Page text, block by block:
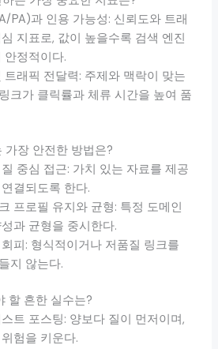
PA)과 인용 가능성: 신뢰도와 트래
지표로, 값이 높을수록 검색 엔진
안정적이다.
트래픽 전달력: 주제와 맥락이 맞는
크가 클릭률과 체류 시간을 높여 품
가장 안전한 방법은?
중심 접근: 가치 있는 자료를 제공
결되도록 한다.
프로필 유지와 균형: 특정 도메인
과 균형을 중시한다.
피: 형식적이거나 저품질 링크를
지 않는다.
할 흔한 실수는?
트 포스팅: 양보다 질이 먼저이며,
험을 키운다.